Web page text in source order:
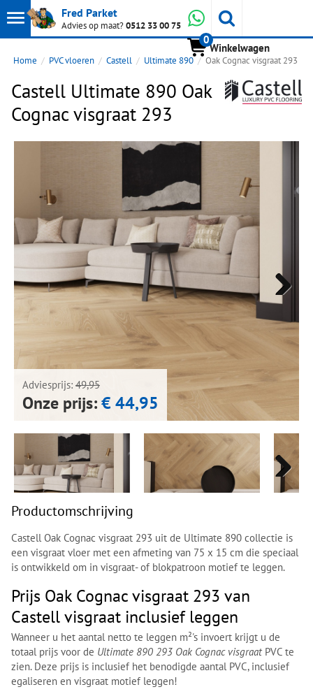
Toon
hoofdmenu
Fred Parket
Advies op maat?0512 33 00 75 Whatsapp
0
Winkelwagen
Home PVC vloeren Castell Ultimate 890 Oak Cognac visgraat 293
Castell Ultimate 890 Oak
Cognac visgraat 293
Adviesprijs: 49,95
Onze prijs:€ 44,95
Next
Next
Productomschrijving
Castell Oak Cognac visgraat 293 uit de Ultimate 890 collectie is
een visgraat vloer met een afmeting van 75 x 15 cm die speciaal
is ontwikkeld om in visgraat- of blokpatroon motief te leggen.
Prijs Oak Cognac visgraat 293 van
Castell visgraat inclusief leggen
Wanneer u het aantal netto te leggen m²'s invoert krijgt u de
totaal prijs voor de Ultimate 890 293 Oak Cognac visgraatPVC te
zien. Deze prijs is inclusief het benodigde aantal PVC, inclusief
egaliseren en visgraat motief leggen!